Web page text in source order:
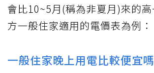
會比10~5月(稱為非夏月)來的
方一般住家適用的電價表為例：
一般住家晚上用電比較便宜